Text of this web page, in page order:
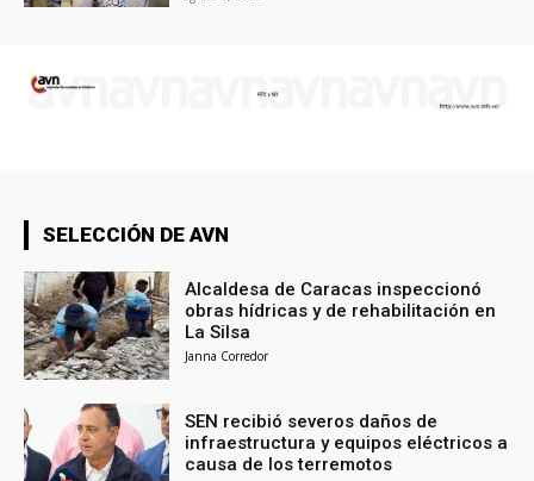
SELECCIÓN DE AVN
Alcaldesa de Caracas inspeccionó
obras hídricas y de rehabilitación en
La Silsa
Janna Corredor
SEN recibió severos daños de
infraestructura y equipos eléctricos a
causa de los terremotos